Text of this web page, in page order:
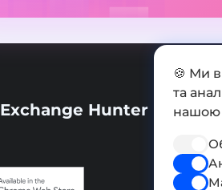
Exchange Hunter
🍪 Ми
та
нашою